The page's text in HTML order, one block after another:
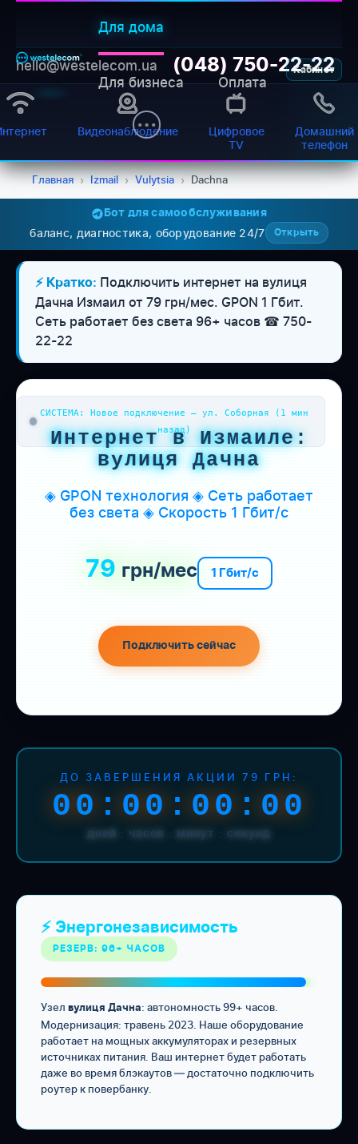
Для дома
Для бизнеса Оплата
Кабинет
hello@westelecom.ua (048) 750-22-22
Видеонаблюдение
Цифровое
TV
Домашний
телефон
Главная › Izmail › Vulytsia › Dachna
Бот для самообслуживания
баланс, диагностика, оборудование 24/7 Открыть
⚡ Кратко: Подключить интернет на вулиця
Дачна Измаил от 79 грн/мес. GPON 1 Гбит.
Сеть работает без света 96+ часов ☎ 750-
22-22
СИСТЕМА: Новое подключение — ул. Соборная (1 мин
назад)
Интернет в Измаиле:
вулиця Дачна
◈ GPON технология ◈ Сеть работает
без света ◈ Скорость 1 Гбит/с
79 грн/мес 1 Гбит/с
Подключить сейчас
ДО ЗАВЕРШЕНИЯ АКЦИИ 79 ГРН:
00:00:00:00
дней : часов : минут : секунд
⚡ Энергонезависимость
РЕЗЕРВ: 96+ ЧАСОВ
Узел вулиця Дачна: автономность 99+ часов.
Модернизация: травень 2023. Наше оборудование
работает на мощных аккумуляторах и резервных
источниках питания. Ваш интернет будет работать
даже во время блэкаутов — достаточно подключить
роутер к повербанку.
WESTELECOM
Онлайн-підтримка